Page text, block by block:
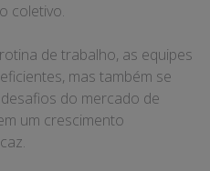
coletivo.
de trabalho, as equipes
mas também se
do mercado de
um crescimento